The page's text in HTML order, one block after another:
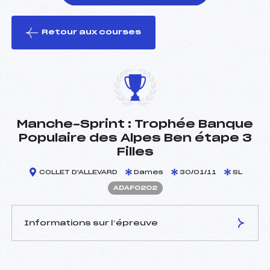
le ski
Retour aux courses
Manche-Sprint : Trophée Banque
Populaire des Alpes Ben étape 3
Filles
COLLET D'ALLEVARD Dames 30/01/11 SL
ADAF0202
Informations sur l’épreuve